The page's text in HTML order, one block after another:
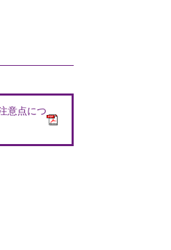
意点につ